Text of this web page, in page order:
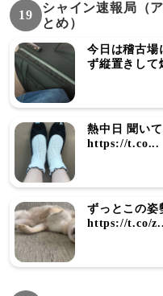
19
シャイン速報局（
とめ）
今日は稽古場
ず縦置きして
熱中日 聞い
https://t.co...
ずっとこの
https://t.co/